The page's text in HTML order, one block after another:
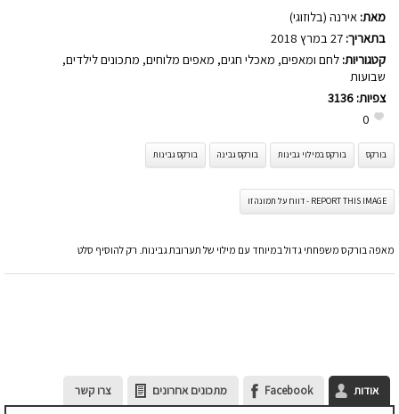
מאת: אירנה (בלוזוגי)
בתאריך:
קטגוריות: לחם ומאפים, מאכלי חגים, מאפים מלוחים, מתכונים לילדים,
שבועות
צפיות: 3136
0
בורקס בורקס במילוי גבינות בורקס גבינה בורקס גבינות
REPORT THIS IMAGE - דווח על תמונה זו
מאפה בורקס משפחתי גדול במיוחד עם מילוי של תערובת גבינות. רק להוסיף סלט
אודות Facebook מתכונים אחרונים צרו קשר